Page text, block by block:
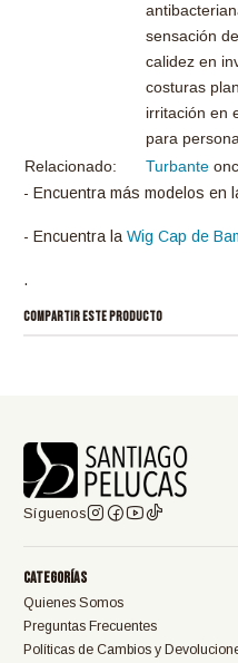
sensación
calidez en
costuras
irritación en
para
Relacionado:
Turbante
- Encuentra más modelos en
- Encuentra la Wig Cap de
.
COMPARTIR ESTE PRODUCTO
Síguenos
Categorías
Quienes Somos
Preguntas Frecuentes
Políticas de Cambios y